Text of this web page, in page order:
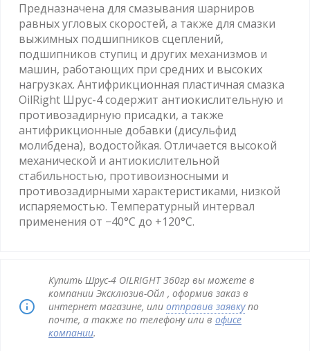
Предназначена для смазывания шарниров
равных угловых скоростей, а также для смазки
выжимных подшипников сцеплений,
подшипников ступиц и других механизмов и
машин, работающих при средних и высоких
нагрузках. Антифрикционная пластичная смазка
OilRight Шрус-4 содержит антиокислительную и
противозадирную присадки, а также
антифрикционные добавки (дисульфид
молибдена), водостойкая. Отличается высокой
механической и антиокислительной
стабильностью, противоизносными и
противозадирными характеристиками, низкой
испаряемостью. Температурный интервал
применения от −40°C до +120°C.
Купить Шрус-4 OILRIGHT 360гр вы можете в
компании Эксклюзив-Ойл , оформив заказ в
интернет магазине, или отправив заявкупо
почте, а также по телефону или в офисе
компании.